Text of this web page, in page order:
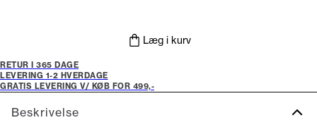
Læg i kurv
RETUR I 365 DAGE
LEVERING 1-2 HVERDAGE
GRATIS LEVERING V/ KØB FOR 499,-
Beskrivelse